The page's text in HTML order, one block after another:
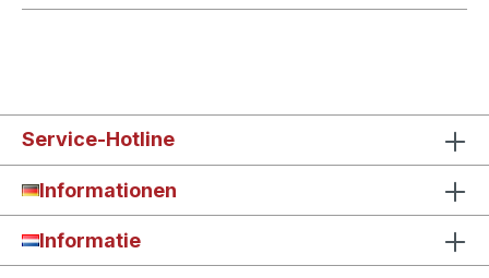
Service-Hotline
Informationen
Informatie